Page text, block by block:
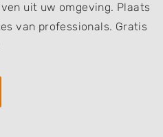
uit uw omgeving. Plaats
van professionals. Gratis